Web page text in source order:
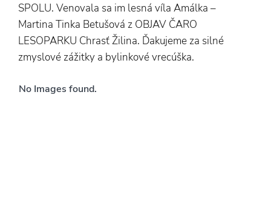
SPOLU. Venovala sa im lesná víla Amálka –
Martina Tinka Betušová z OBJAV ČARO
LESOPARKU Chrasť Žilina. Ďakujeme za silné
zmyslové zážitky a bylinkové vrecúška.
No Images found.